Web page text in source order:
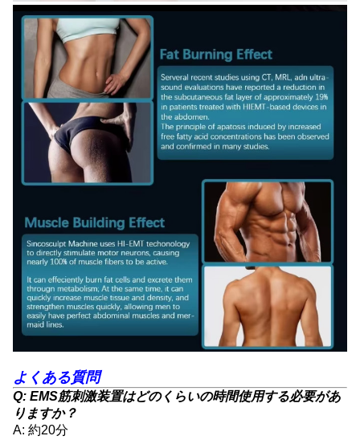
よくある質問
Q: EMS筋刺激装置はどのくらいの時間使用する必要があ
りますか？
A: 約20分